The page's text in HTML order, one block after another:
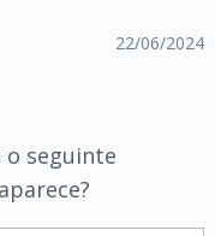
22/06/2024
o seguinte